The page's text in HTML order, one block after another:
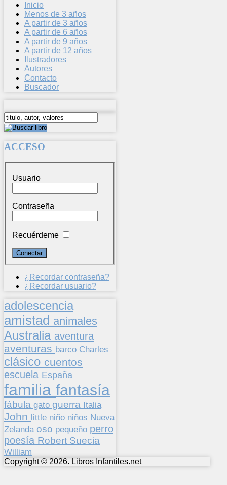
Inicio
Menos de 3 años
A partir de 3 años
A partir de 6 años
A partir de 9 años
A partir de 12 años
Ilustradores
Autores
Contacto
Buscador
ACCESO
Usuario
Contraseña
Recuérdeme
¿Recordar contraseña?
¿Recordar usuario?
adolescencia
amistad animales
Australia aventura
aventuras barco Charles
clásico cuentos
escuela España
familia fantasía
fábula gato guerra Italia
John little niño niños Nueva
Zelanda oso pequeño perro
poesía Robert Suecia
William
Copyright © 2026. Libros Infantiles.net